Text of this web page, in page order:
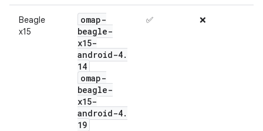
Beagle
x15
omap-
beagle-
x15-
android-4.
14
omap-
beagle-
x15-
android-4.
19
✅ ❌